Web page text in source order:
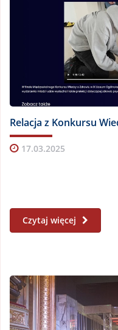
Relacja z Konkursu
17.03.2025
Czytaj więcej